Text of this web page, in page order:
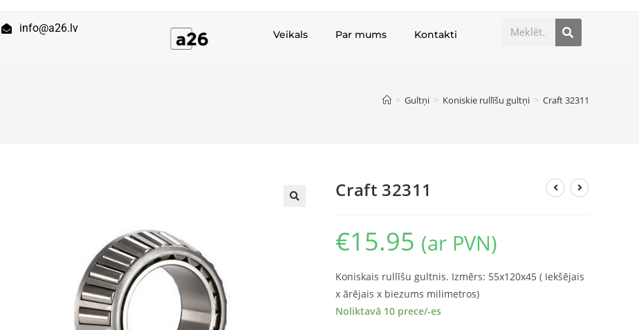
info@a26.lv Veikals Par mums Kontakti
> Gultņi > Koniskie rullīšu gultņi > Craft 32311
Craft 32311
€15.95 (ar PVN)
Koniskais rullīšu gultnis. Izmērs: 55x120x45 ( Iekšējais
x ārējais x biezums milimetros)
Noliktavā 10 prece/-es